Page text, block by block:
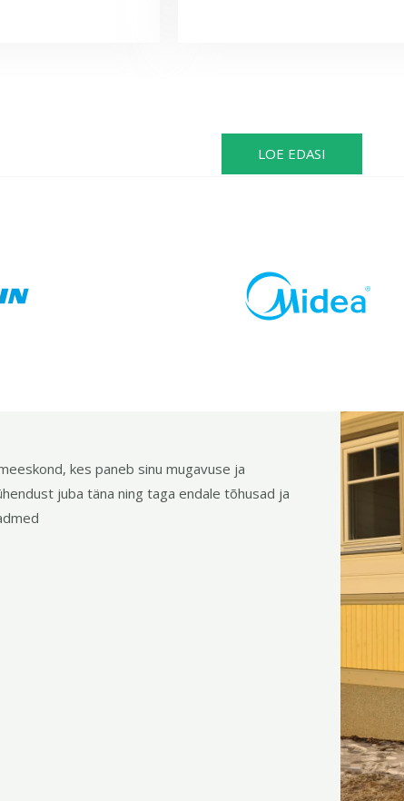
LOE EDASI
kes paneb sinu mugavuse ja
juba täna ning taga endale tõhusad ja